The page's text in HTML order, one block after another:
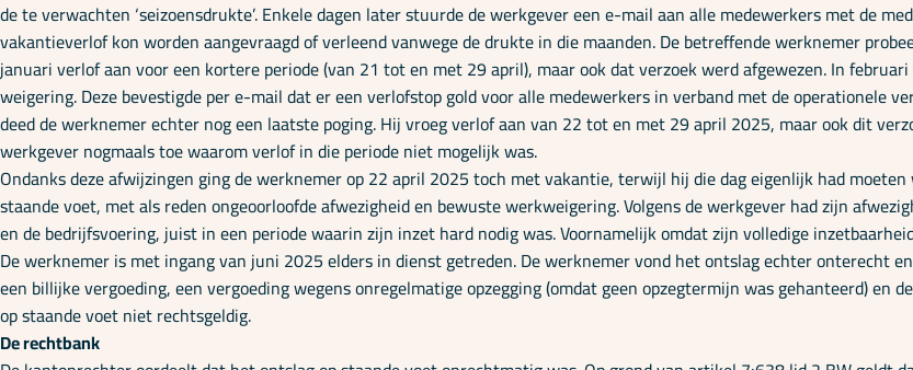
de te verwachten ‘seizoensdrukte’. Enkele dagen later stuurde de werkgever een e-mail aan alle medewerkers met de
vakantieverlof kon worden aangevraagd of verleend vanwege de drukte in die maanden. De betreffende werknemer
januari verlof aan voor een kortere periode (van 21 tot en met 29 april), maar ook dat verzoek werd afgewezen. In
weigering. Deze bevestigde per e-mail dat er een verlofstop gold voor alle medewerkers in verband met de operationele
deed de werknemer echter nog een laatste poging. Hij vroeg verlof aan van 22 tot en met 29 april 2025, maar ook dit
werkgever nogmaals toe waarom verlof in die periode niet mogelijk was.
Ondanks deze afwijzingen ging de werknemer op 22 april 2025 toch met vakantie, terwijl hij die dag eigenlijk had
staande voet, met als reden ongeoorloofde afwezigheid en bewuste werkweigering. Volgens de werkgever had zijn
en de bedrijfsvoering, juist in een periode waarin zijn inzet hard nodig was. Voornamelijk omdat zijn volledige
De werknemer is met ingang van juni 2025 elders in dienst getreden. De werknemer vond het ontslag echter onterecht
een billijke vergoeding, een vergoeding wegens onregelmatige opzegging (omdat geen opzegtermijn was gehanteerd) en
op staande voet niet rechtsgeldig.
De rechtbank